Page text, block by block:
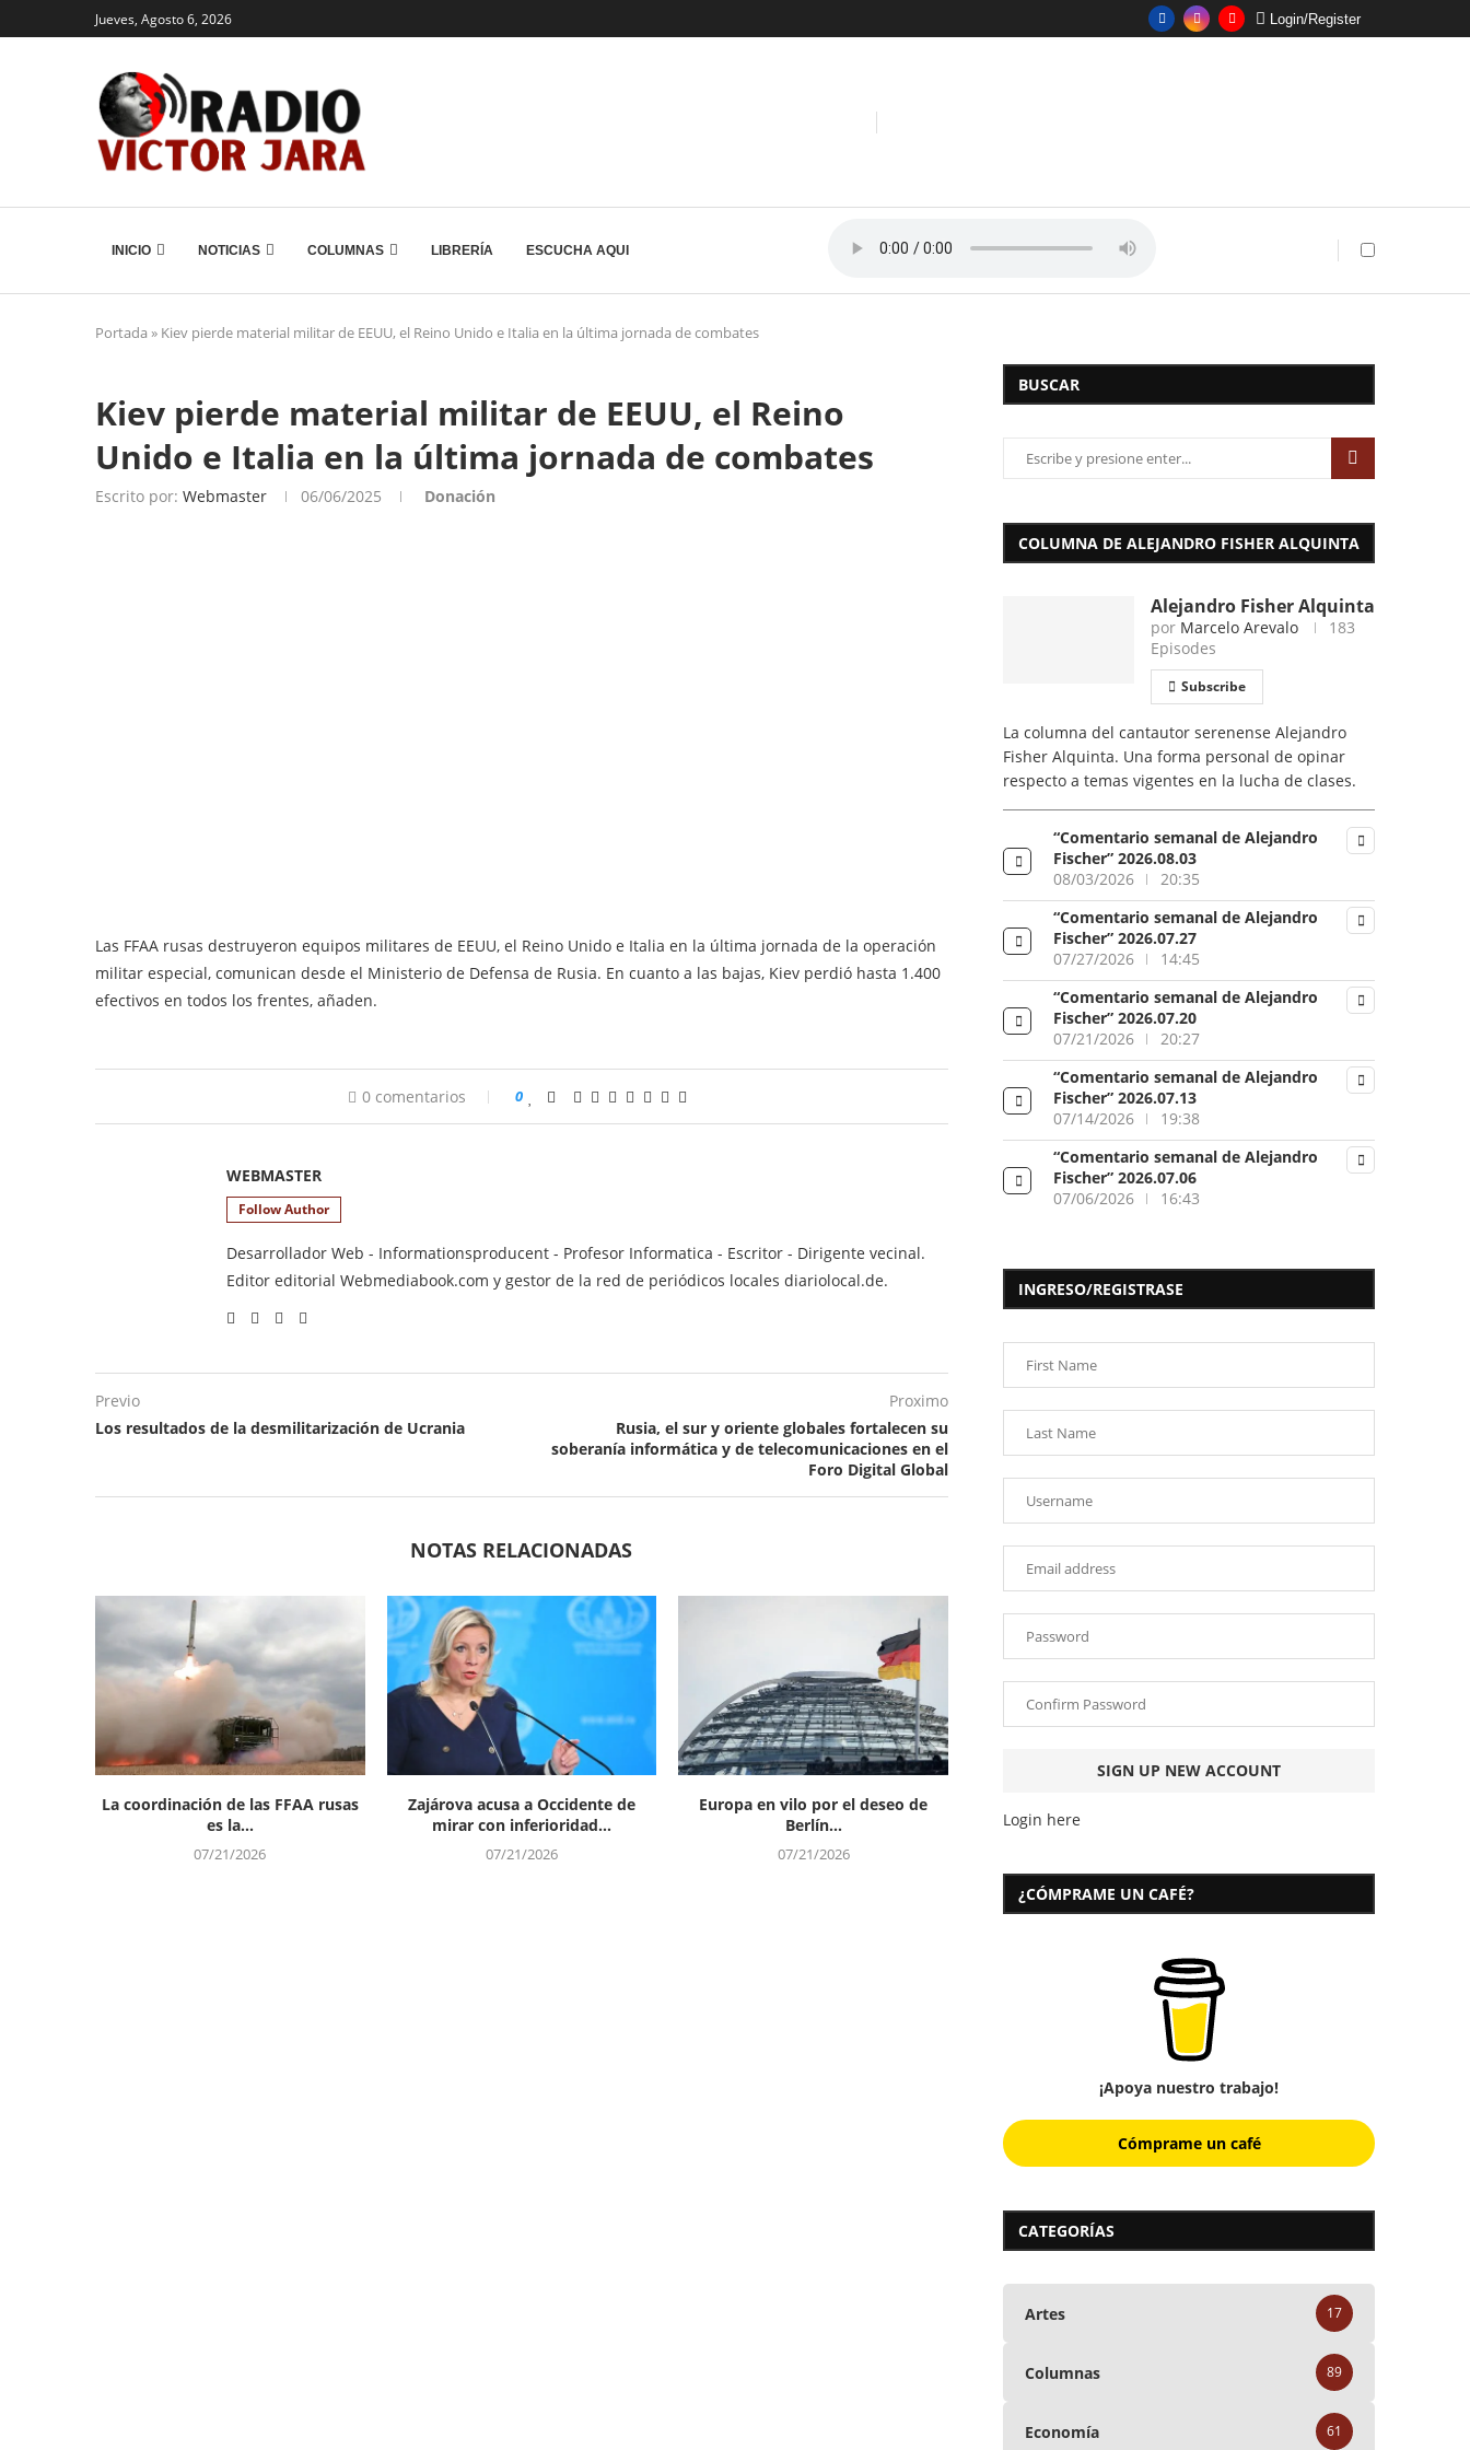
Jueves, Agosto 6, 2026 Login/Register
INICIO NOTICIAS COLUMNAS LIBRERÍA ESCUCHA AQUI
Portada » Kiev pierde material militar de EEUU, el Reino Unido e Italia en la última jornada de combates
Kiev pierde material militar de EEUU, el Reino
Unido e Italia en la última jornada de combates
Escrito por: Webmaster 06/06/2025 Donación
Las FFAA rusas destruyeron equipos militares de EEUU, el Reino Unido e Italia en la última jornada de la operación
militar especial, comunican desde el Ministerio de Defensa de Rusia. En cuanto a las bajas, Kiev perdió hasta 1.400
efectivos en todos los frentes, añaden.
0 comentarios 0
WEBMASTER
Follow Author
Desarrollador Web - Informationsproducent - Profesor Informatica - Escritor - Dirigente vecinal.
Editor editorial Webmediabook.com y gestor de la red de periódicos locales diariolocal.de.
Previo
Los resultados de la desmilitarización de Ucrania
Proximo
Rusia, el sur y oriente globales fortalecen su
soberanía informática y de telecomunicaciones en el
Foro Digital Global
NOTAS RELACIONADAS
La coordinación de las FFAA rusas
es la...
07/21/2026
Zajárova acusa a Occidente de
mirar con inferioridad...
07/21/2026
Europa en vilo por el deseo de
Berlín...
07/21/2026
BUSCAR
COLUMNA DE ALEJANDRO FISHER ALQUINTA
Alejandro Fisher Alquinta
por Marcelo Arevalo
183
Episodes
Subscribe
La columna del cantautor serenense Alejandro
Fisher Alquinta. Una forma personal de opinar
respecto a temas vigentes en la lucha de clases.
“Comentario semanal de Alejandro
Fischer” 2026.08.03
08/03/2026
20:35
“Comentario semanal de Alejandro
Fischer” 2026.07.27
07/27/2026
14:45
“Comentario semanal de Alejandro
Fischer” 2026.07.20
07/21/2026
20:27
“Comentario semanal de Alejandro
Fischer” 2026.07.13
07/14/2026
19:38
“Comentario semanal de Alejandro
Fischer” 2026.07.06
07/06/2026
16:43
INGRESO/REGISTRASE
Login here
¿CÓMPRAME UN CAFÉ?
¡Apoya nuestro trabajo!
Cómprame un café
CATEGORÍAS
Artes 17
Columnas 89
Economía 61